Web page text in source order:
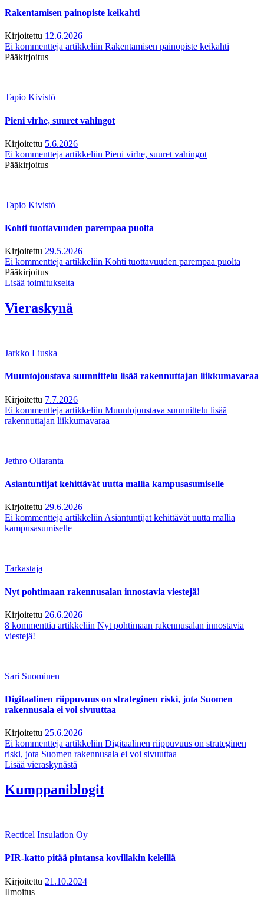
Rakentamisen painopiste keikahti
Kirjoitettu 12.6.2026
Ei kommentteja artikkeliin Rakentamisen painopiste keikahti
Pääkirjoitus
Tapio Kivistö
Pieni virhe, suuret vahingot
Kirjoitettu 5.6.2026
Ei kommentteja artikkeliin Pieni virhe, suuret vahingot
Pääkirjoitus
Tapio Kivistö
Kohti tuottavuuden parempaa puolta
Kirjoitettu 29.5.2026
Ei kommentteja artikkeliin Kohti tuottavuuden parempaa puolta
Pääkirjoitus
Lisää toimitukselta
Vieraskynä
Jarkko Liuska
Muuntojoustava suunnittelu lisää rakennuttajan liikkumavaraa
Kirjoitettu 7.7.2026
Ei kommentteja artikkeliin Muuntojoustava suunnittelu lisää
rakennuttajan liikkumavaraa
Jethro Ollaranta
Asiantuntijat kehittävät uutta mallia kampusasumiselle
Kirjoitettu 29.6.2026
Ei kommentteja artikkeliin Asiantuntijat kehittävät uutta mallia
kampusasumiselle
Tarkastaja
Nyt pohtimaan rakennusalan innostavia viestejä!
Kirjoitettu 26.6.2026
8 kommenttia artikkeliin Nyt pohtimaan rakennusalan innostavia
viestejä!
Sari Suominen
Digitaalinen riippuvuus on strateginen riski, jota Suomen
rakennusala ei voi sivuuttaa
Kirjoitettu 25.6.2026
Ei kommentteja artikkeliin Digitaalinen riippuvuus on strateginen
riski, jota Suomen rakennusala ei voi sivuuttaa
Lisää vieraskynästä
Kumppaniblogit
Recticel Insulation Oy
PIR-katto pitää pintansa kovillakin keleillä
Kirjoitettu 21.10.2024
Ilmoitus